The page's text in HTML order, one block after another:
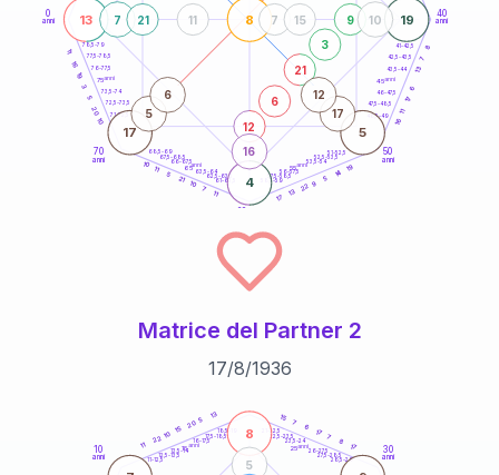
0
anni
40
anni
50
anni
60
70
anni
41-42,5
42,5-43,5
43,5-44
46-47,5
47,5-48,5
48,5-49
51-52,5
52,5-53,5
53,5-54
56-57,5
57,5-58,5
58,5-59
61-62,5
62,5-63,5
63,5-64
66-67,5
67,5-68,5
68,5-69
71-72,5
72,5-73,5
73,5-74
76-77,5
77,5-78,5
78,5-79 8
7
13
6
17
11
16
19
14
5
9
22
13
17
11
7
10
21
5
11
10
10
20
5
3
19
16
11
13 19
4
8
17 5
12
6
21
3
9
7 10
16
21 7 15
11
5
6
17
12
45anni
55anni
65anni
75anni
Matrice del Partner 2
17/8/1936
10
anni
30
anni
11-12,5
12,5-13,5
13,5-14
16-17,5
17,5-18,5
18,5-19 21-22,5
22,5-23,5
23,5-24
26-27,5
27,5-28,5
28,5-29
11
22 10
15
20 5
13 15
7
6
17
7
8
17
8
5
15 anni 25anni